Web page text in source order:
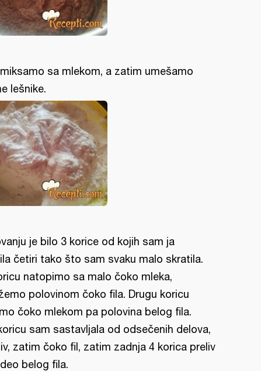
sa mlekom, a zatim umešamo
lešnike.
je bilo 3 korice od kojih sam ja
četiri tako što sam svaku malo skratila.
natopimo sa malo čoko mleka,
polovinom čoko fila. Drugu koricu
čoko mlekom pa polovina belog fila.
sam sastavljala od odsečenih delova,
zatim čoko fil, zatim zadnja 4 korica preliv
belog fila.